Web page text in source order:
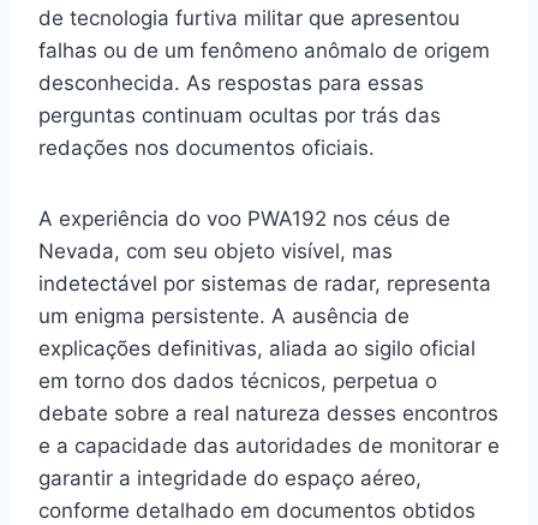
de tecnologia furtiva militar que apresentou
falhas ou de um fenômeno anômalo de origem
desconhecida. As respostas para essas
perguntas continuam ocultas por trás das
redações nos documentos oficiais.
A experiência do voo PWA192 nos céus de
Nevada, com seu objeto visível, mas
indetectável por sistemas de radar, representa
um enigma persistente. A ausência de
explicações definitivas, aliada ao sigilo oficial
em torno dos dados técnicos, perpetua o
debate sobre a real natureza desses encontros
e a capacidade das autoridades de monitorar e
garantir a integridade do espaço aéreo,
conforme detalhado em documentos obtidos